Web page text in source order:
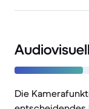
Die